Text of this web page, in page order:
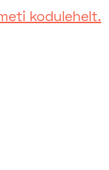
kodulehelt.